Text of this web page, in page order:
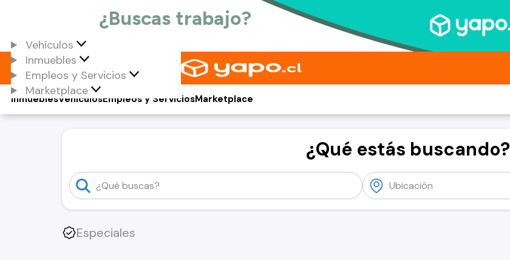
Vehículos
Inmuebles
Empleos y Servicios
Marketplace
Vehículos
Inmuebles Empleos y ServiciosMarketplace
¿Qué estás buscando?
Especiales